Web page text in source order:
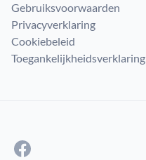
Gebruiksvoorwaarden
Privacyverklaring
Cookiebeleid
Toegankelijkheidsverklaring